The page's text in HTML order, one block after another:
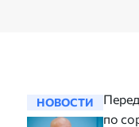
НОВОСТИ
по